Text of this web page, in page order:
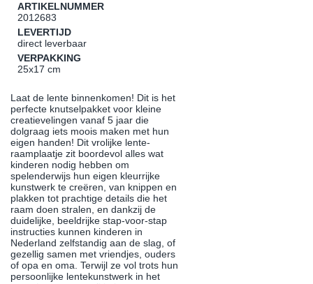
ARTIKELNUMMER
2012683
LEVERTIJD
direct leverbaar
VERPAKKING
25x17 cm
Laat de lente binnenkomen! Dit is het
perfecte knutselpakket voor kleine
creatievelingen vanaf 5 jaar die
dolgraag iets moois maken met hun
eigen handen! Dit vrolijke lente-
raamplaatje zit boordevol alles wat
kinderen nodig hebben om
spelenderwijs hun eigen kleurrijke
kunstwerk te creëren, van knippen en
plakken tot prachtige details die het
raam doen stralen, en dankzij de
duidelijke, beeldrijke stap-voor-stap
instructies kunnen kinderen in
Nederland zelfstandig aan de slag, of
gezellig samen met vriendjes, ouders
of opa en oma. Terwijl ze vol trots hun
persoonlijke lentekunstwerk in het